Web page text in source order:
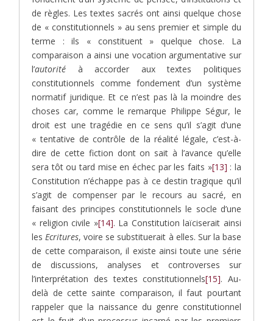
de règles. Les textes sacrés ont ainsi quelque chose
de « constitutionnels » au sens premier et simple du
terme : ils « constituent » quelque chose. La
comparaison a ainsi une vocation argumentative sur
l’autorité à accorder aux textes politiques
constitutionnels comme fondement d’un système
normatif juridique. Et ce n’est pas là la moindre des
choses car, comme le remarque Philippe Ségur, le
droit est une tragédie en ce sens qu’il s’agit d’une
« tentative de contrôle de la réalité légale, c’est-à-
dire de cette fiction dont on sait à l’avance qu’elle
sera tôt ou tard mise en échec par les faits »[13] : la
Constitution n’échappe pas à ce destin tragique qu’il
s’agit de compenser par le recours au sacré, en
faisant des principes constitutionnels le socle d’une
« religion civile »[14]. La Constitution laïciserait ainsi
lesEcritures, voire se substituerait à elles. Sur la base
de cette comparaison, il existe ainsi toute une série
de discussions, analyses et controverses sur
l’interprétation des textes constitutionnels[15]. Au-
delà de cette sainte comparaison, il faut pourtant
rappeler que la naissance du genre constitutionnel